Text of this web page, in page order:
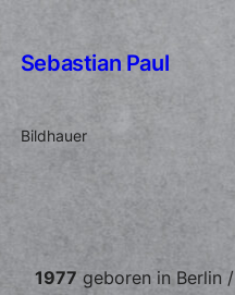
toSebastian Paul
Bildhauer
1977 geboren in Berlin /